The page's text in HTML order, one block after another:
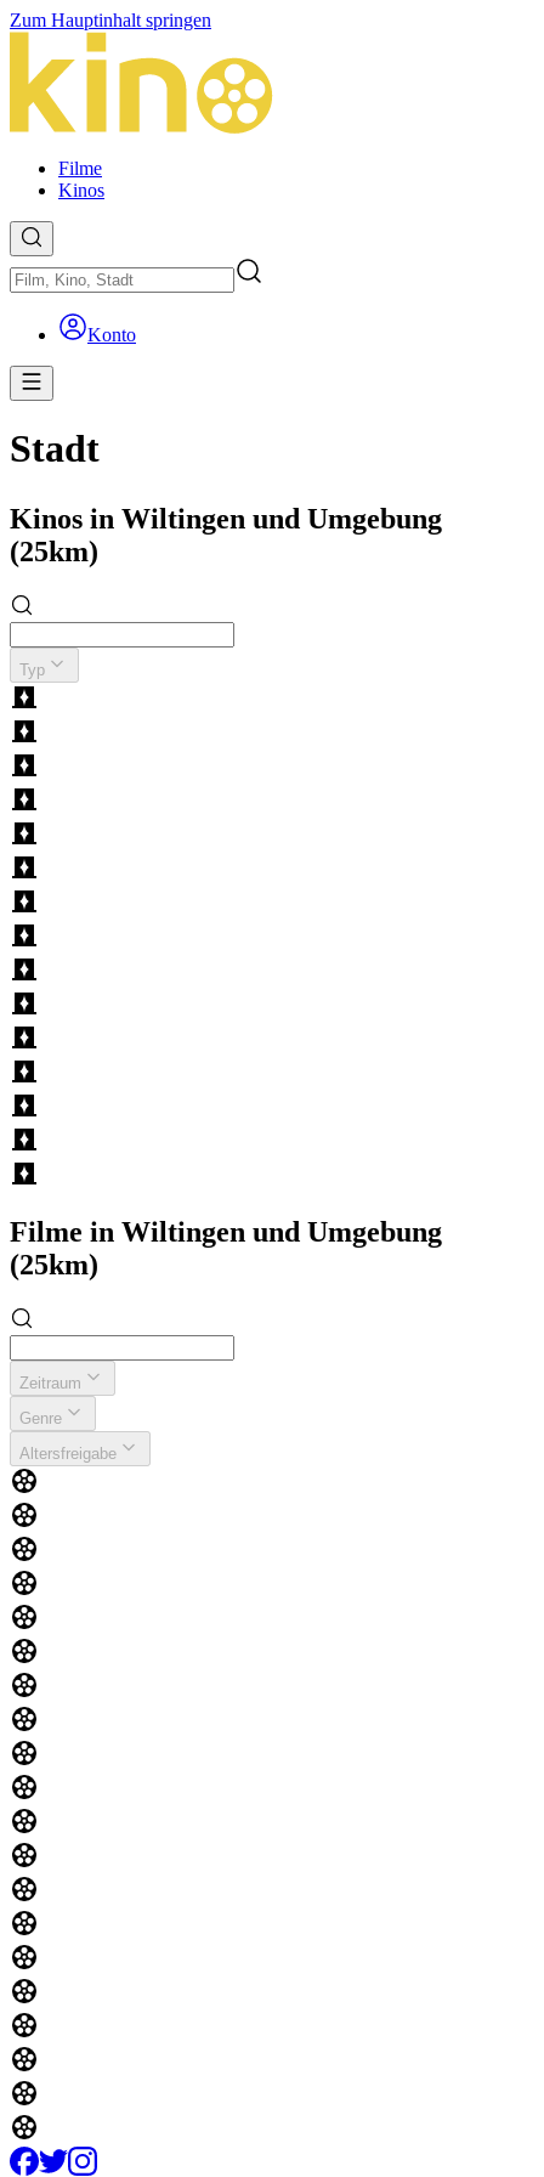
Zum Hauptinhalt springen
Filme
Kinos
Konto
Stadt
Kinos in Wiltingen und Umgebung
(25km)
Typ
Filme in Wiltingen und Umgebung
(25km)
Zeitraum
Genre
Altersfreigabe